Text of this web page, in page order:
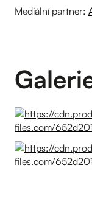
Mediální partner: